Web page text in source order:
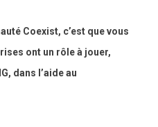
Coexist, c’est que vous
ont un rôle à jouer,
dans l’aide au